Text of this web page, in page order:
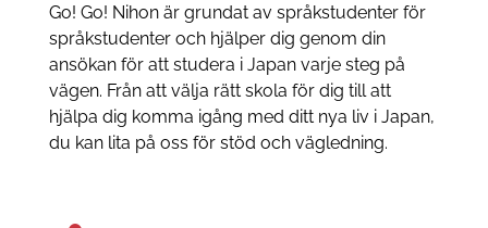
Go! Go! Nihon är grundat av språkstudenter för
språkstudenter och hjälper dig genom din
ansökan för att studera i Japan varje steg på
vägen. Från att välja rätt skola för dig till att
hjälpa dig komma igång med ditt nya liv i Japan,
du kan lita på oss för stöd och vägledning.